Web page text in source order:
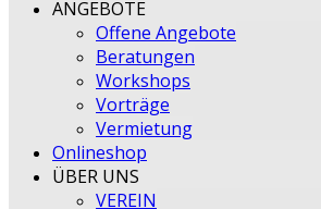
ANGEBOTE
Offene Angebote
Beratungen
Workshops
Vorträge
Vermietung
Onlineshop
ÜBER UNS
VEREIN